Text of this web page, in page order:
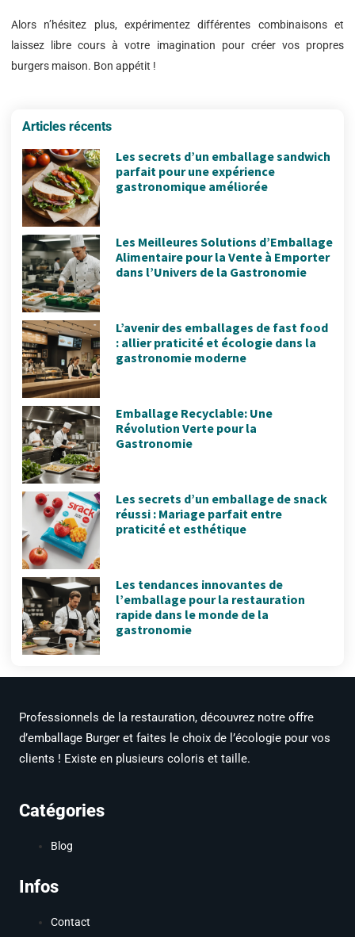
Alors n’hésitez plus, expérimentez différentes combinaisons et
laissez libre cours à votre imagination pour créer vos propres
burgers maison. Bon appétit !
Articles récents
Les secrets d’un emballage sandwich
parfait pour une expérience
gastronomique améliorée
Les Meilleures Solutions d’Emballage
Alimentaire pour la Vente à Emporter
dans l’Univers de la Gastronomie
L’avenir des emballages de fast food
: allier praticité et écologie dans la
gastronomie moderne
Emballage Recyclable: Une
Révolution Verte pour la
Gastronomie
Les secrets d’un emballage de snack
réussi : Mariage parfait entre
praticité et esthétique
Les tendances innovantes de
l’emballage pour la restauration
rapide dans le monde de la
gastronomie
Professionnels de la restauration, découvrez notre offre
d’emballage Burger et faites le choix de l’écologie pour vos
clients ! Existe en plusieurs coloris et taille.
Catégories
Blog
Infos
Contact